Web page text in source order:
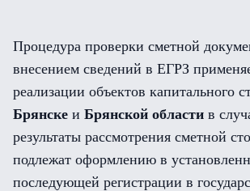
Процедура проверки сметной
внесением сведений в ЕГРЗ
реализации объектов капитального
Брянске и Брянской области в
результаты рассмотрения сметной
подлежат оформлению в
последующей регистрации в